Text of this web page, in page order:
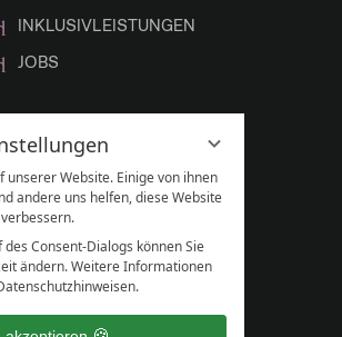
unserer Website. Einige von ihnen
andere uns helfen, diese Website
Consent-Dialogs können Sie
ändern. Weitere Informationen
INKLUSIVLEISTUNGEN
JOBS
social media